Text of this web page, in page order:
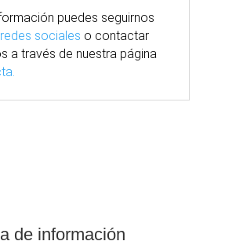
puedes seguirnos
redes sociales o contactar
a través de nuestra página
de información